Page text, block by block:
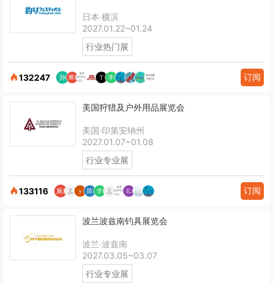
日本·横滨
2027.01.22~01.24
行业热门展
132247 订阅
美国狩猎及户外用品展览会
美国·印第安纳州
2027.01.07~01.08
行业专业展
133116 订阅
波兰波兹南钓具展览会
波兰·波兹南
2027.03.05~03.07
行业专业展